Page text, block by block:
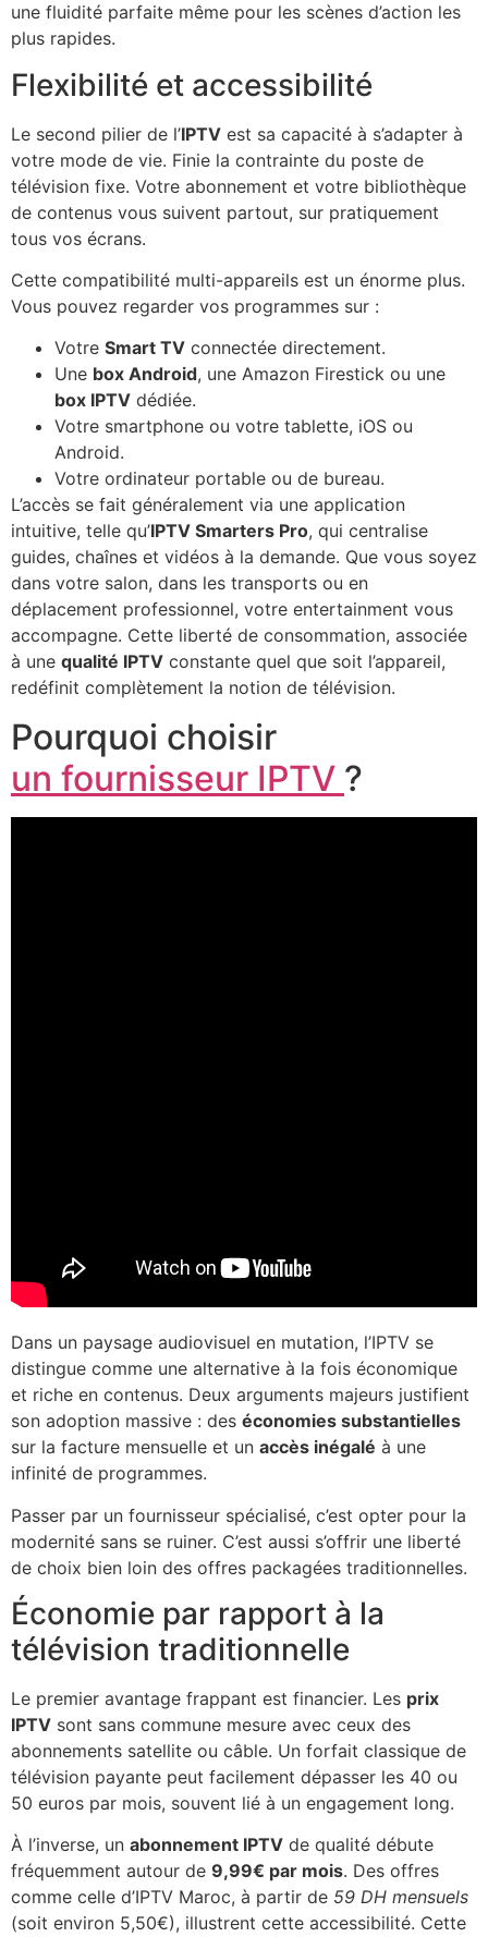
une fluidité parfaite même pour les scènes d’action les
plus rapides.
Flexibilité et accessibilité
Le second pilier de l’IPTV est sa capacité à s’adapter à
votre mode de vie. Finie la contrainte du poste de
télévision fixe. Votre abonnement et votre bibliothèque
de contenus vous suivent partout, sur pratiquement
tous vos écrans.
Cette compatibilité multi-appareils est un énorme plus.
Vous pouvez regarder vos programmes sur :
Votre Smart TV connectée directement.
Une box Android, une Amazon Firestick ou une
box IPTV dédiée.
Votre smartphone ou votre tablette, iOS ou
Android.
Votre ordinateur portable ou de bureau.
L’accès se fait généralement via une application
intuitive, telle qu’IPTV Smarters Pro, qui centralise
guides, chaînes et vidéos à la demande. Que vous soyez
dans votre salon, dans les transports ou en
déplacement professionnel, votre entertainment vous
accompagne. Cette liberté de consommation, associée
à une qualité IPTV constante quel que soit l’appareil,
redéfinit complètement la notion de télévision.
Pourquoi choisir
un fournisseur IPTV ?
Dans un paysage audiovisuel en mutation, l’IPTV se
distingue comme une alternative à la fois économique
et riche en contenus. Deux arguments majeurs justifient
son adoption massive : des économies substantielles
sur la facture mensuelle et un accès inégalé à une
infinité de programmes.
Passer par un fournisseur spécialisé, c’est opter pour la
modernité sans se ruiner. C’est aussi s’offrir une liberté
de choix bien loin des offres packagées traditionnelles.
Économie par rapport à la
télévision traditionnelle
Le premier avantage frappant est financier. Les prix
IPTV sont sans commune mesure avec ceux des
abonnements satellite ou câble. Un forfait classique de
télévision payante peut facilement dépasser les 40 ou
50 euros par mois, souvent lié à un engagement long.
À l’inverse, un abonnement IPTV de qualité débute
fréquemment autour de 9,99€ par mois. Des offres
comme celle d’IPTV Maroc, à partir de 59 DH mensuels
(soit environ 5,50€), illustrent cette accessibilité. Cette